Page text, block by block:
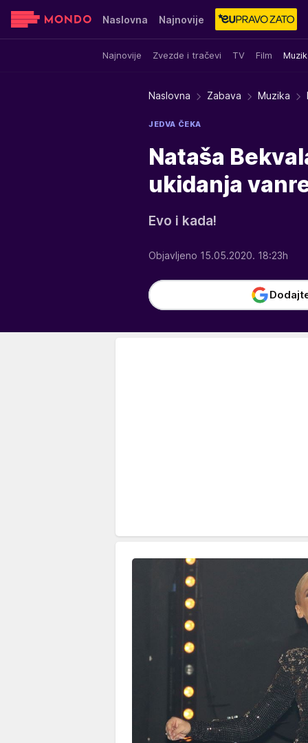
Naslovna Najnovije
Najnovije Zvezde i tračevi TV Film
Sensa Stvar ukusa Yumama
Naslovna Zabava Muzika
JEDVA ČEKA
Nataša
ukidanja
Evo i kada!
Objavljeno 15.05.2020. 18:23h